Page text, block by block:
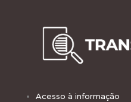
Acesso à informação